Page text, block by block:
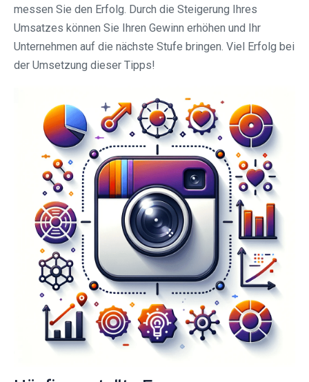
messen Sie den Erfolg. Durch die Steigerung Ihres
Umsatzes können Sie Ihren Gewinn erhöhen und Ihr
Unternehmen auf die nächste Stufe bringen. Viel Erfolg bei
der Umsetzung dieser Tipps!